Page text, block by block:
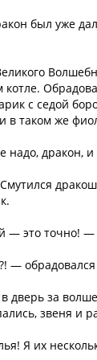
был уже
котле.
с седой
в таком же
надо, дракон,
— это точно! —
—
дверь за
звеня и
Я их